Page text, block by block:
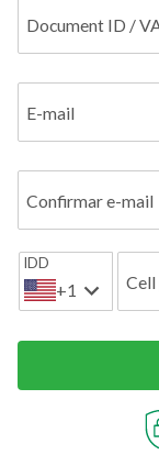
Document ID /
E-mail
Confirmar e-mail
IDD
+1 Cell